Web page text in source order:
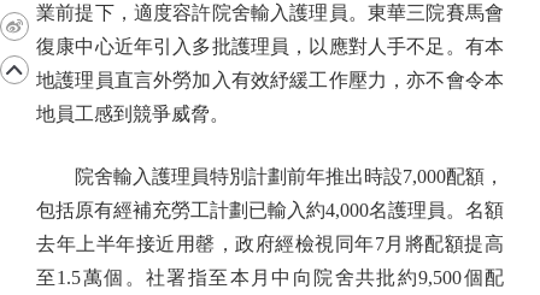
業前提下，適度容許院舍輸入護理員。東華三院賽馬會
復康中心近年引入多批護理員，以應對人手不足。有本
地護理員直言外勞加入有效紓緩工作壓力，亦不會令本
地員工感到競爭威脅。
院舍輸入護理員特別計劃前年推出時設7,000配額，
包括原有經補充勞工計劃已輸入約4,000名護理員。名額
去年上半年接近用罄，政府經檢視同年7月將配額提高
至1.5萬個。社署指至本月中向院舍共批約9,500個配